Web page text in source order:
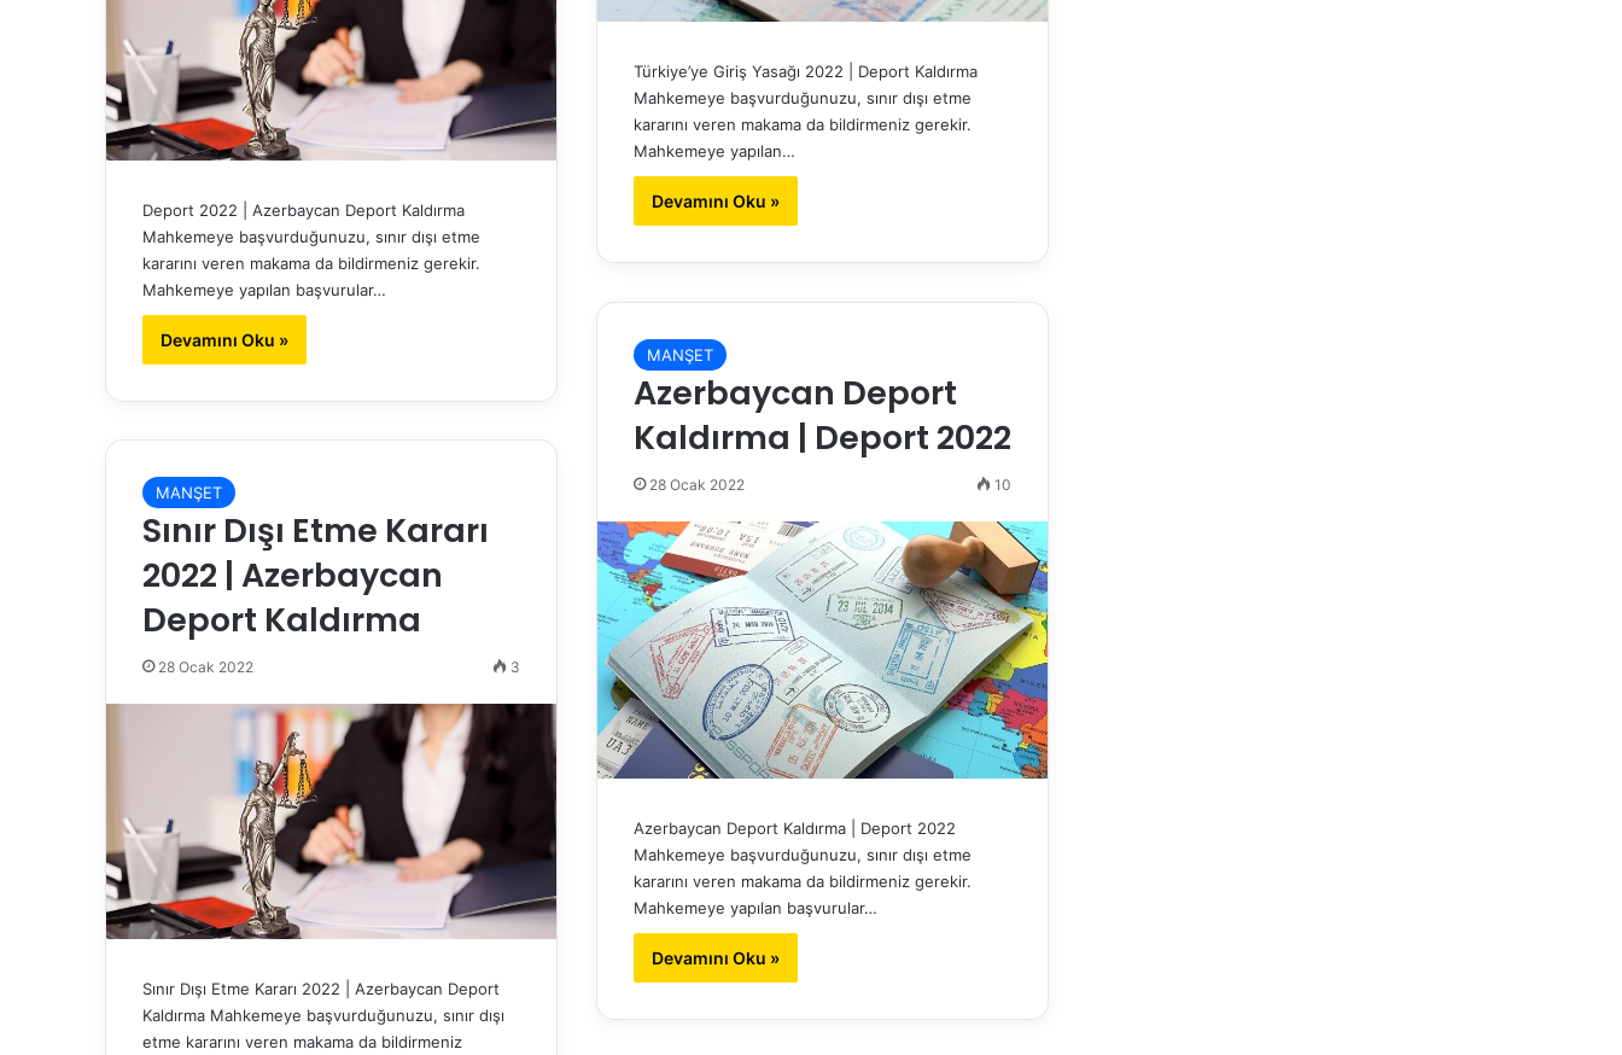
Türkiye’ye Giriş Yasağı 2022 | Deport Kaldırma
Mahkemeye başvurduğunuzu, sınır dışı etme
kararını veren makama da bildirmeniz gerekir.
Mahkemeye yapılan…
Devamını Oku »
Deport 2022 | Azerbaycan Deport Kaldırma
Mahkemeye başvurduğunuzu, sınır dışı etme
kararını veren makama da bildirmeniz gerekir.
Mahkemeye yapılan başvurular…
Devamını Oku »
MANŞET
Azerbaycan Deport
Kaldırma | Deport 2022
28 Ocak 2022 10
Azerbaycan Deport Kaldırma | Deport 2022
Mahkemeye başvurduğunuzu, sınır dışı etme
kararını veren makama da bildirmeniz gerekir.
Mahkemeye yapılan başvurular…
Devamını Oku »
MANŞET
Sınır Dışı Etme Kararı
2022 | Azerbaycan
Deport Kaldırma
28 Ocak 2022 3
Sınır Dışı Etme Kararı 2022 | Azerbaycan Deport
Kaldırma Mahkemeye başvurduğunuzu, sınır dışı
etme kararını veren makama da bildirmeniz